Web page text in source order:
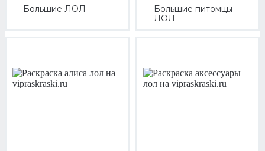
Большие ЛОЛ
Большие питомцы
ЛОЛ